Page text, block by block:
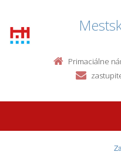
Primaciálne